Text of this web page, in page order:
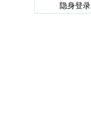
隐身登录